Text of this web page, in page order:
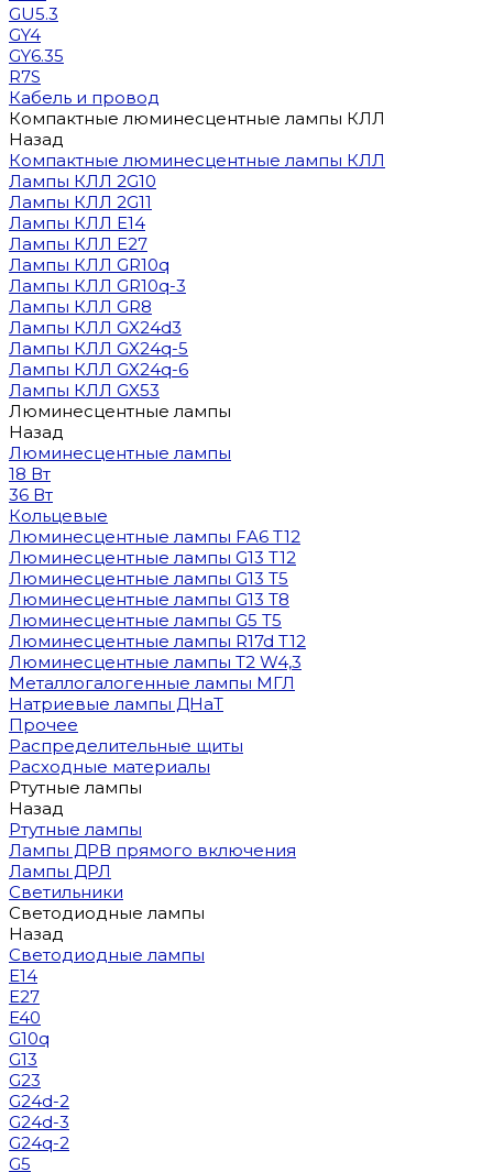
GU5.3
GY4
GY6.35
R7S
Кабель и провод
Компактные люминесцентные лампы КЛЛ
Назад
Компактные люминесцентные лампы КЛЛ
Лампы КЛЛ 2G10
Лампы КЛЛ 2G11
Лампы КЛЛ E14
Лампы КЛЛ E27
Лампы КЛЛ GR10q
Лампы КЛЛ GR10q-3
Лампы КЛЛ GR8
Лампы КЛЛ GX24d3
Лампы КЛЛ GX24q-5
Лампы КЛЛ GX24q-6
Лампы КЛЛ GX53
Люминесцентные лампы
Назад
Люминесцентные лампы
18 Вт
36 Вт
Кольцевые
Люминесцентные лампы FA6 T12
Люминесцентные лампы G13 T12
Люминесцентные лампы G13 T5
Люминесцентные лампы G13 T8
Люминесцентные лампы G5 T5
Люминесцентные лампы R17d T12
Люминесцентные лампы T2 W4,3
Металлогалогенные лампы МГЛ
Натриевые лампы ДНаТ
Прочее
Распределительные щиты
Расходные материалы
Ртутные лампы
Назад
Ртутные лампы
Лампы ДРВ прямого включения
Лампы ДРЛ
Светильники
Светодиодные лампы
Назад
Светодиодные лампы
E14
E27
E40
G10q
G13
G23
G24d-2
G24d-3
G24q-2
G5